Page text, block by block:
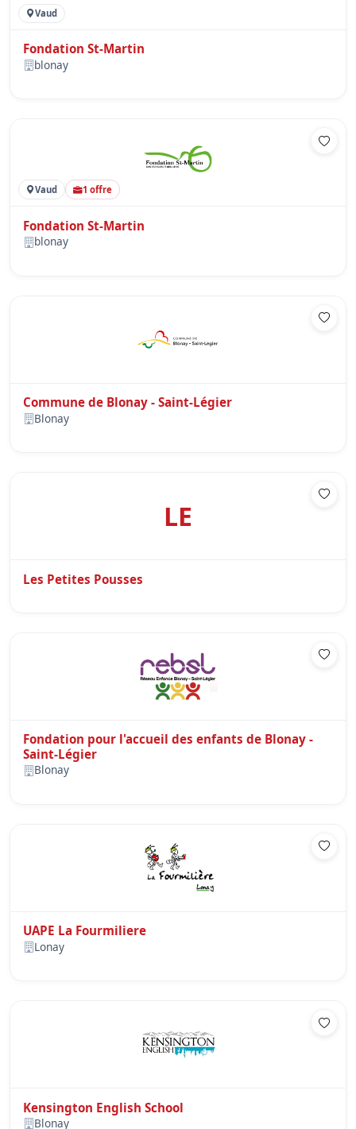
Vaud
Fondation St-Martin
blonay
Vaud 1 offre
Fondation St-Martin
blonay
Commune de Blonay - Saint-Légier
Blonay
LE
Les Petites Pousses
Fondation pour l'accueil des enfants de Blonay -
Saint-Légier
Blonay
UAPE La Fourmiliere
Lonay
Kensington English School
Blonay